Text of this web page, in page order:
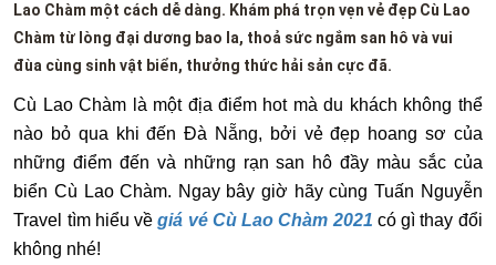
Lao Chàm một cách dễ dàng. Khám phá trọn vẹn vẻ đẹp Cù Lao
Chàm từ lòng đại dương bao la, thoả sức ngắm san hô và vui
đùa cùng sinh vật biển, thưởng thức hải sản cực đã.
Cù Lao Chàm là một địa điểm hot mà du khách không thể
nào bỏ qua khi đến Đà Nẵng, bởi vẻ đẹp hoang sơ của
những điểm đến và những rạn san hô đầy màu sắc của
biển Cù Lao Chàm. Ngay bây giờ hãy cùng Tuấn Nguyễn
Travel tìm hiểu vềgiá vé Cù Lao Chàm 2021 có gì thay đổi
không nhé!